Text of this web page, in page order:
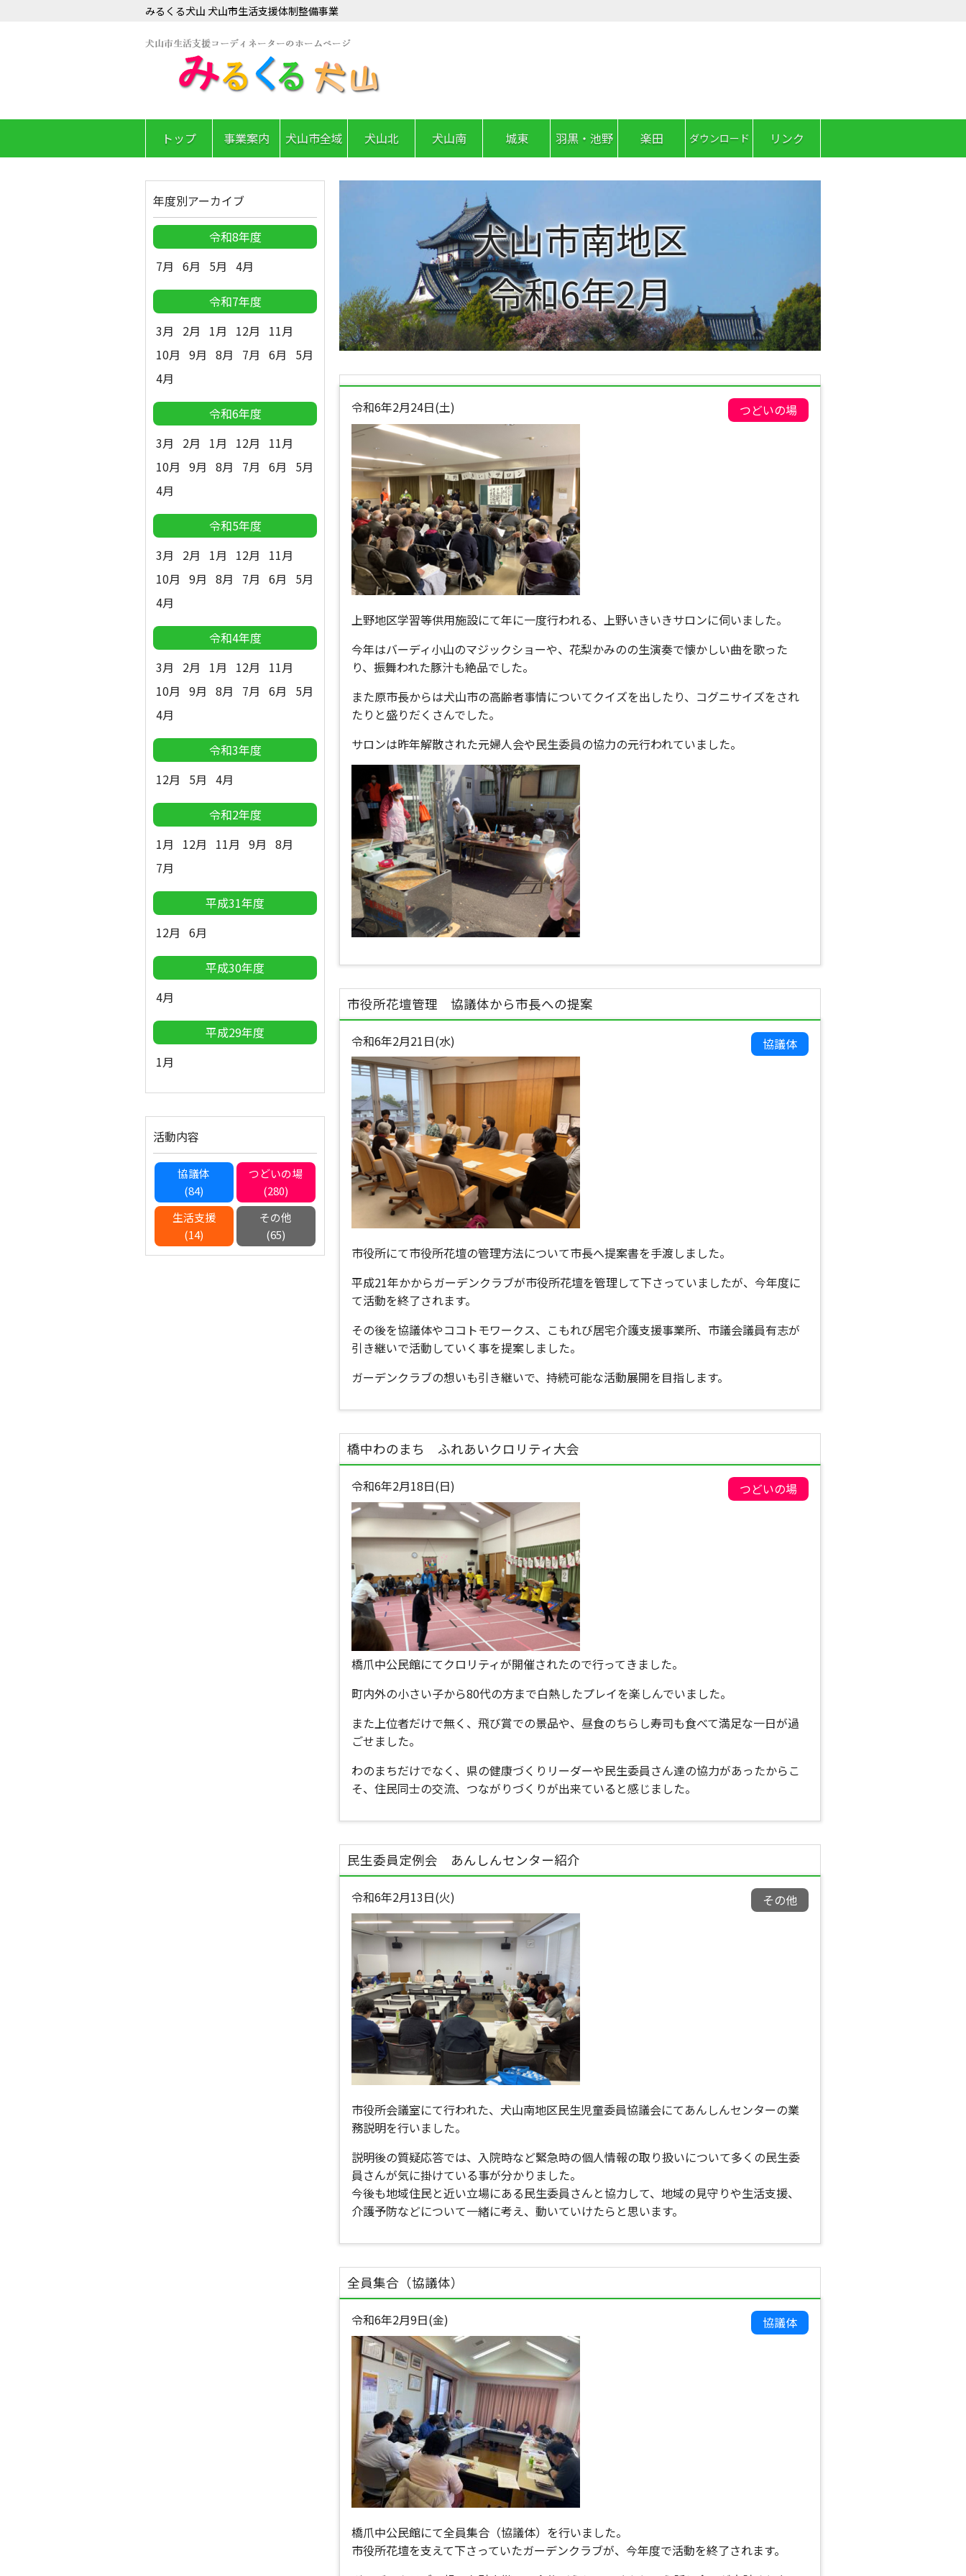
みるくる犬山 犬山市生活支援体制整備事業
トップ 事業案内 犬山市全域 犬山北 犬山南 城東 羽黒・池野 楽田 ダウンロード リンク
犬山市南地区
令和6年2月
令和6年2月24日(土) つどいの場
上野地区学習等供用施設にて年に一度行われる、上野いきいきサロンに伺いました。
今年はバーディ小山のマジックショーや、花梨かみのの生演奏で懐かしい曲を歌った
り、振舞われた豚汁も絶品でした。
また原市長からは犬山市の高齢者事情についてクイズを出したり、コグニサイズをされ
たりと盛りだくさんでした。
サロンは昨年解散された元婦人会や民生委員の協力の元行われていました。
市役所花壇管理 協議体から市長への提案
令和6年2月21日(水) 協議体
市役所にて市役所花壇の管理方法について市長へ提案書を手渡しました。
平成21年かからガーデンクラブが市役所花壇を管理して下さっていましたが、今年度に
て活動を終了されます。
その後を協議体やココトモワークス、こもれび居宅介護支援事業所、市議会議員有志が
引き継いで活動していく事を提案しました。
ガーデンクラブの想いも引き継いで、持続可能な活動展開を目指します。
橋中わのまち ふれあいクロリティ大会
令和6年2月18日(日) つどいの場
橋爪中公民館にてクロリティが開催されたので行ってきました。
町内外の小さい子から80代の方まで白熱したプレイを楽しんでいました。
また上位者だけで無く、飛び賞での景品や、昼食のちらし寿司も食べて満足な一日が過
ごせました。
わのまちだけでなく、県の健康づくりリーダーや民生委員さん達の協力があったからこ
そ、住民同士の交流、つながりづくりが出来ていると感じました。
民生委員定例会 あんしんセンター紹介
令和6年2月13日(火) その他
市役所会議室にて行われた、犬山南地区民生児童委員協議会にてあんしんセンターの業
務説明を行いました。
説明後の質疑応答では、入院時など緊急時の個人情報の取り扱いについて多くの民生委
員さんが気に掛けている事が分かりました。
今後も地域住民と近い立場にある民生委員さんと協力して、地域の見守りや生活支援、
介護予防などについて一緒に考え、動いていけたらと思います。
全員集合（協議体）
令和6年2月9日(金) 協議体
橋爪中公民館にて全員集合（協議体）を行いました。
市役所花壇を支えて下さっていたガーデンクラブが、今年度で活動を終了されます。
年度別アーカイブ
令和8年度
7月 6月 5月 4月
令和7年度
3月
2月 1月 12月
11月
10月 9月 8月 7月 6月
5月
4月
令和6年度
3月
2月 1月 12月
11月
10月 9月 8月 7月 6月
5月
4月
令和5年度
3月
2月 1月 12月
11月
10月 9月 8月 7月 6月
5月
4月
令和4年度
3月
2月 1月 12月
11月
10月 9月 8月 7月 6月
5月
4月
令和3年度
12月
5月 4月
令和2年度
1月
12月 11月 9月 8月
7月
平成31年度
12月 6月
平成30年度
4月
平成29年度
1月
活動内容
協議体
(84)
つどいの場
(280)
生活支援
(14)
その他
(65)